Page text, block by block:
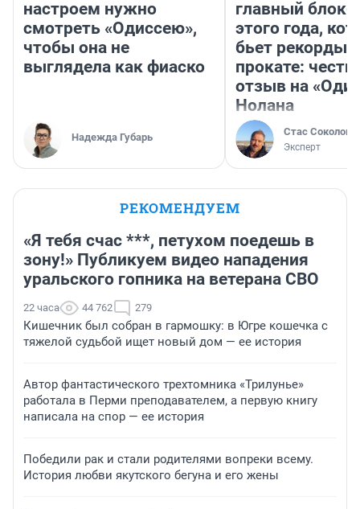
настроем нужно
смотреть «Одиссею»,
чтобы она не
выглядела как фиаско
Надежда Губарь
главный
этого года,
бьет рекорды в
прокате:
отзыв на
Нолана
Стас Соколов
Эксперт
РЕКОМЕНДУЕМ
«Я тебя счас ***, петухом поедешь в
зону!» Публикуем видео нападения
уральского гопника на ветерана СВО
22 часа 44 762 279
Кишечник был собран в гармошку: в Югре кошечка с
тяжелой судьбой ищет новый дом — ее история
Автор фантастического трехтомника «Трилунье»
работала в Перми преподавателем, а первую книгу
написала на спор — ее история
Победили рак и стали родителями вопреки всему.
История любви якутского бегуна и его жены